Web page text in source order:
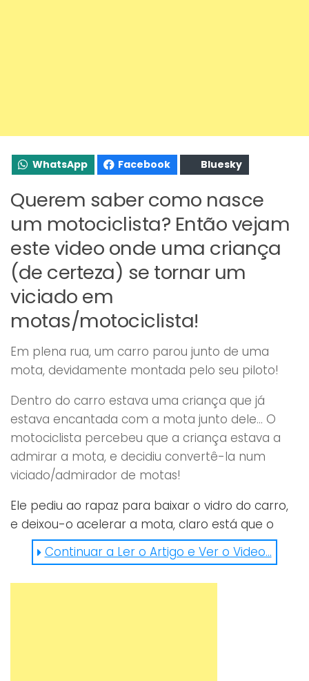
WhatsApp Facebook Bluesky
Querem saber como nasce
um motociclista? Então vejam
este video onde uma criança
(de certeza) se tornar um
viciado em
motas/motociclista!
Em plena rua, um carro parou junto de uma
mota, devidamente montada pelo seu piloto!
Dentro do carro estava uma criança que já
estava encantada com a mota junto dele… O
motociclista percebeu que a criança estava a
admirar a mota, e decidiu convertê-la num
viciado/admirador de motas!
Ele pediu ao rapaz para baixar o vidro do carro,
e deixou-o acelerar a mota, claro está que o
som que a mota soltou, deixou o rapaz cheio de
adrenalina! 🙂 confere aqui o video:
Continuar a Ler o Artigo e Ver o Video...